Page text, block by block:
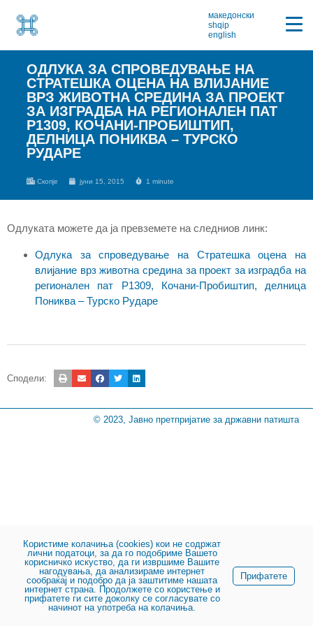
македонски
shqip
english
ОДЛУКА ЗА СПРОВЕДУВАЊЕ НА
СТРАТЕШКА ОЦЕНА НА ВЛИЈАНИЕ
ВРЗ ЖИВОТНА СРЕДИНА ЗА ПРОЕКТ
ЗА ИЗГРАДБА НА РЕГИОНАЛЕН ПАТ
P1309, КОЧАНИ-ПРОБИШТИП,
ДЕЛНИЦА ПОНИКВА – ТУРСКО
РУДАРЕ
Скопје јуни 15, 2015 1 minute
Одлуката можете да ја превземете на следниов линк:
Одлука за спроведување на Стратешка оцена на
влијание врз животна средина за проект за изградба на
регионален пат P1309, Кочани-Пробиштип, делница
Пониква – Турско Рударе
Сподели:
© 2023, Јавно претпријатие за државни патишта
Користиме колачиња (cookies) кои не содржат
лични податоци, за да го подобриме Вашето
корисничко искуство, да ги извршиме Вашите
нагодувања, да анализираме интернет
сообраќај и подобро да ја заштитиме нашата
интернет страна. Продолжете со користење и
прифатете ги сите доколку се согласувате со
начинот на употреба на колачиња.
Прифатете